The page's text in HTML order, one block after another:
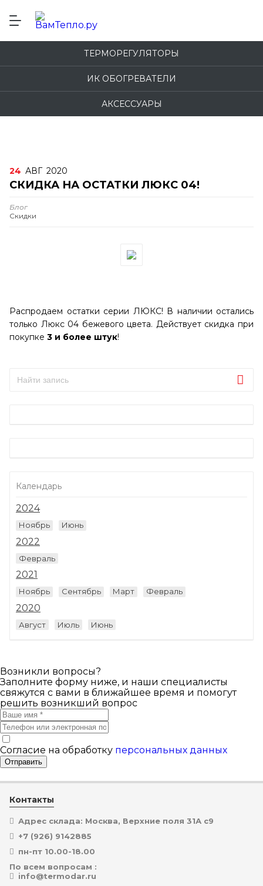
ТЕРМОРЕГУЛЯТОРЫ
ИК ОБОГРЕВАТЕЛИ
АКСЕССУАРЫ
24 АВГ 2020
СКИДКА НА ОСТАТКИ ЛЮКС 04!
Блог
Скидки
Распродаем остатки серии ЛЮКС! В наличии остались
только Люкс 04 бежевого цвета. Действует скидка при
покупке 3 и более штук!
Календарь
2024
Ноябрь Июнь
2022
Февраль
2021
Ноябрь Сентябрь Март Февраль
2020
Август Июль Июнь
Возникли вопросы?
Заполните форму ниже, и наши специалисты
свяжутся с вами в ближайшее время и помогут
решить возникший вопрос
Согласие на обработку персональных данных
Отправить
Контакты
Адрес склада: Москва, Верхние поля 31А с9
+7 (926) 9142885
пн-пт 10.00-18.00
По всем вопросам :
info@termodar.ru